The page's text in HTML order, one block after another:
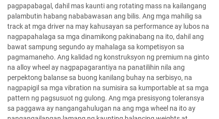
pagpapabagal, dahil mas kaunti ang rotating mass na kailangang
palambutin habang nababawasan ang bilis. Ang mga mahilig sa
track at mga driver na may kahusayan sa performance ay lubos na
nagpapahalaga sa mga dinamikong pakinabang na ito, dahil ang
bawat sampung segundo ay mahalaga sa kompetisyon sa
pagmamaneho. Ang kalidad ng konstruksyon ng premium na ginto
na alloy wheel ay nagpapagarantiya na panatilihin nila ang
perpektong balanse sa buong kanilang buhay na serbisyo, na
nagpapigil sa mga vibration na sumisira sa kumportable at sa mga
pattern ng pagsusuot ng gulong. Ang mga presisyong toleransya
sa paggawa ay nangangahulugan na ang mga wheel na ito ay